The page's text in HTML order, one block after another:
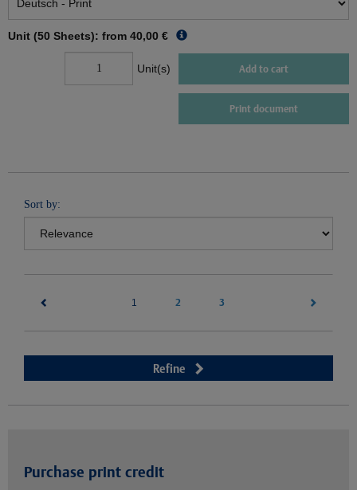
Unit (50 Sheets): from 40,00 €
Unit(s) Add to cart
Print document
Sort by:
1 2 3
Refine
Purchase print credit